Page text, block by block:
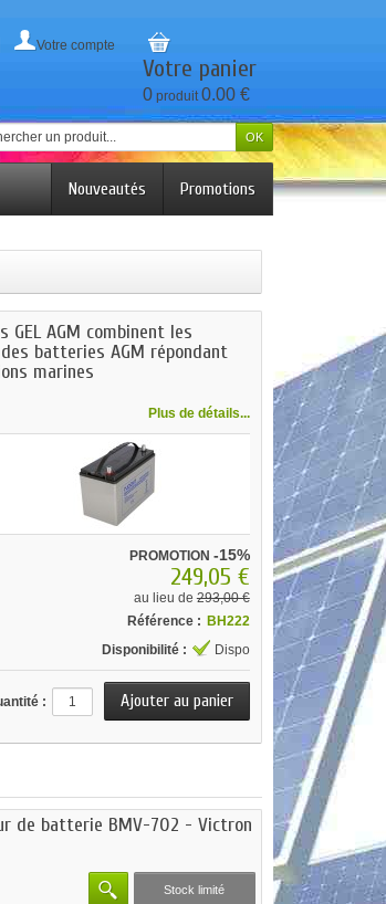
Votre compte
Votre panier
0 produit0.00 €
Promotions
Nouveautés
AGM combinent les
batteries AGM répondant
marines
Plus de détails...
PROMOTION -15%
249,05 €
au lieu de293,00 €
Référence : BH222
Disponibilité :
Dispo
:
de batterie BMV-702 - Victron
Stock limité